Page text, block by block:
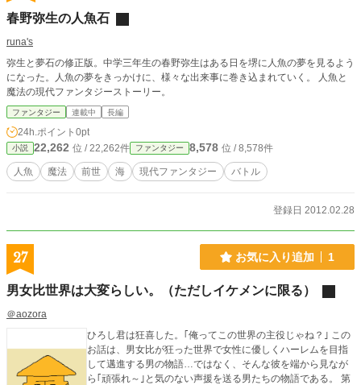
春野弥生の人魚石
runa's
弥生と夢石の修正版。中学三年生の春野弥生はある日を堺に人魚の夢を見るよう
になった。人魚の夢をきっかけに、様々な出来事に巻き込まれていく。 人魚と
魔法の現代ファンタジーストーリー。
ファンタジー 連載中 長編
24h.ポイント 0pt
小説 22,262 位 / 22,262件 ファンタジー 8,578 位 / 8,578件
人魚 魔法 前世 海 現代ファンタジー バトル
登録日 2012.02.28
27 お気に入り追加 1
男女比世界は大変らしい。（ただしイケメンに限る）
＠aozora
ひろし君は狂喜した。｢俺ってこの世界の主役じゃね？｣ この
お話は、男女比が狂った世界で女性に優しくハーレムを目指
して邁進する男の物語…ではなく、そんな彼を端から見なが
ら｢頑張れ～｣と気のない声援を送る男たちの物語である。 第